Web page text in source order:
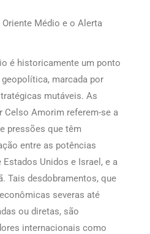
Médio e o Alerta
é historicamente um ponto
marcada por
mutáveis. As
Celso Amorim referem-se a
pressões que têm
entre as potências
Unidos e Israel, e a
Tais desdobramentos, que
severas até
ou diretas, são
internacionais como